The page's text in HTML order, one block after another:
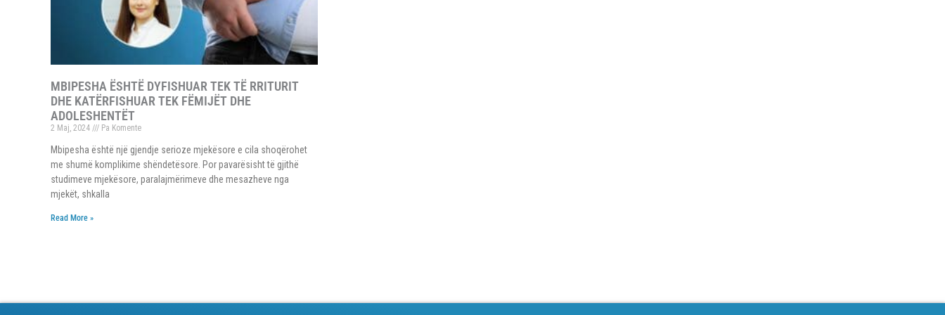
MBIPESHA ËSHTË DYFISHUAR TEK TË RRITURIT
DHE KATËRFISHUAR TEK FËMIJËT DHE
ADOLESHENTËT
2 Maj, 2024 Pa Komente
Mbipesha është një gjendje serioze mjekësore e cila shoqërohet
me shumë komplikime shëndetësore. Por pavarësisht të gjithë
studimeve mjekësore, paralajmërimeve dhe mesazheve nga
mjekët, shkalla
Read More »